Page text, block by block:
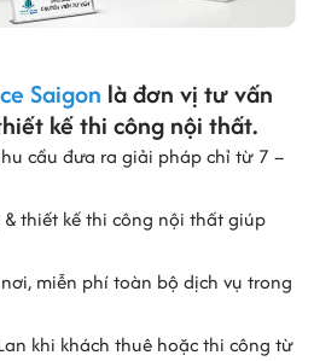
Saigon là đơn vị tư vấn
kế thi công nội thất.
cầu đưa ra giải pháp chỉ từ 7 –
thiết kế thi công nội thất giúp
miễn phí toàn bộ dịch vụ trong
khi khách thuê hoặc thi công từ